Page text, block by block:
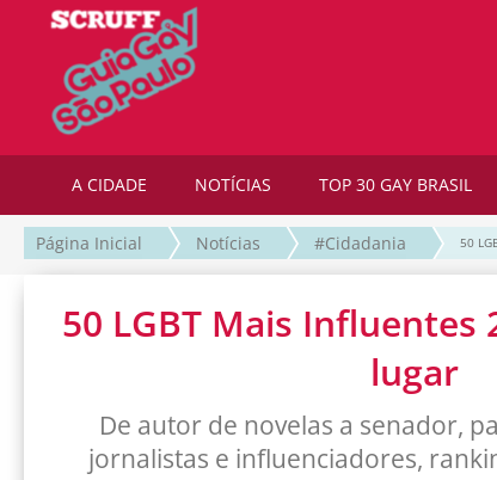
A CIDADE NOTÍCIAS TOP 30 GAY BRASIL
Página Inicial Notícias #Cidadania 50
50 LGBT Mais Influentes
lugar
De autor de novelas a senador,
jornalistas e influenciadores,